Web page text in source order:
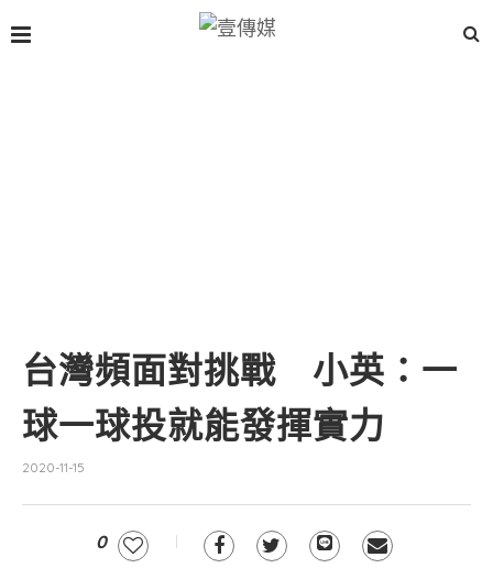
台灣頻面對挑戰 小英：一
球一球投就能發揮實力
2020-11-15
0